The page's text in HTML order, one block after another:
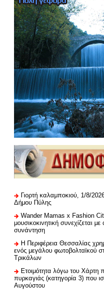
Γιορτή καλαμποκιού, 1/8/
Δήμου Πύλης
Wander Mamas x Fashion
μουσικοκινητική συνεχίζεται
συνάντηση
H Περιφέρεια Θεσσαλίας
ενός μεγάλου φωτοβολταϊκού
Τρικάλων
Ετοιμότητα λόγω του Χάρτη
πυρκαγιάς (κατηγορία 3) που
Αυγούστου